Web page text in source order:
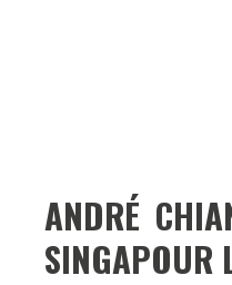
ANDRÉ
SINGAPOUR